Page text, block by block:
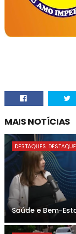
MAIS NOTÍCIAS
DESTAQUES.
Saúde e Bem-